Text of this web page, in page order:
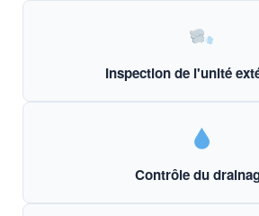
Inspection de l'unité
Contrôle du